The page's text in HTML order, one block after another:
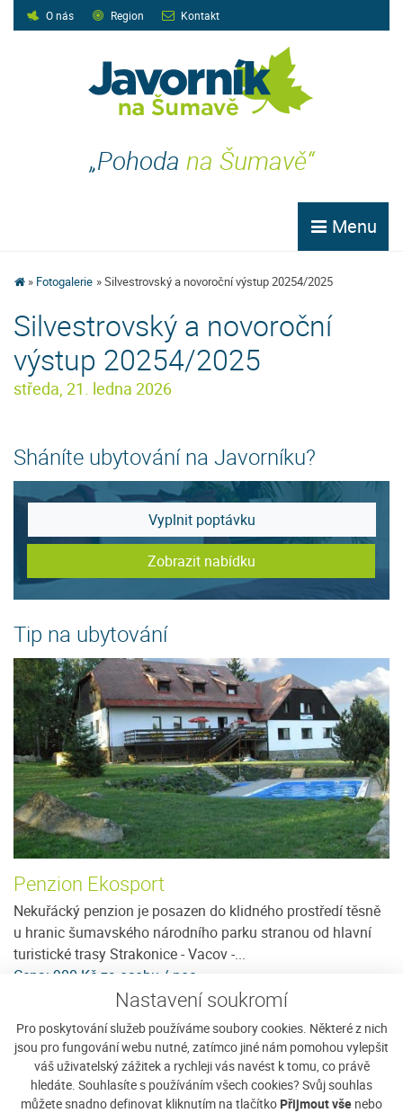
Nastavení soukromí
Pro poskytování služeb používáme soubory cookies. Některé z nich
jsou pro fungování webu nutné, zatímco jiné nám pomohou vylepšit
váš uživatelský zážitek a rychleji vás navést k tomu, co právě
hledáte. Souhlasíte s používáním všech cookies? Svůj souhlas
můžete snadno definovat kliknutím na tlačítko Přijmout vše nebo
O nás Region Kontakt
„Pohoda na Šumavě“
Menu
Fotogalerie Silvestrovský a novoroční výstup 20254/2025
Silvestrovský a novoroční
výstup 20254/2025
středa, 21. ledna 2026
Sháníte ubytování na Javorníku?
Vyplnit poptávku
Zobrazit nabídku
Tip na ubytování
Penzion Ekosport
Nekuřácký penzion je posazen do klidného prostředí těsně
u hranic šumavského národního parku stranou od hlavní
turistické trasy Strakonice - Vacov -...
Cena: 900 Kč za osobu / noc
Doporučujeme